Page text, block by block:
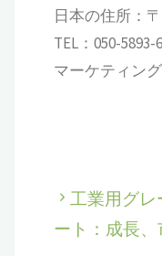
日本の住所：
TEL：050-
マーケティン
工業用グ
ート：成長、